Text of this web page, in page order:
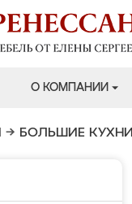
О КОМПАНИИ
→ БОЛЬШИЕ КУХНИ